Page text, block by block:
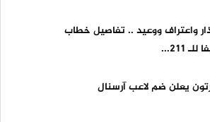
واعتراف ووعيد .. تفاصيل خطاب
211...
يعلن ضم لاعب آرسنال